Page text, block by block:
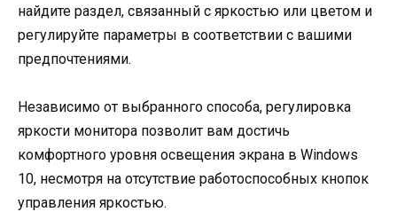
найдите раздел, связанный с яркостью или цветом и
регулируйте параметры в соответствии с вашими
предпочтениями.
Независимо от выбранного способа, регулировка
яркости монитора позволит вам достичь
комфортного уровня освещения экрана в Windows
10, несмотря на отсутствие работоспособных кнопок
управления яркостью.